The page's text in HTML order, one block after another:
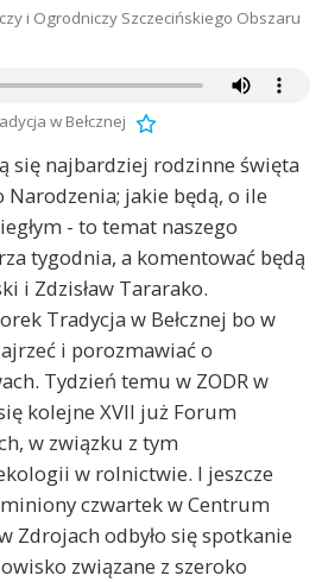
i Ogrodniczy Szczecińskiego Obszaru
w Bełcznej
się najbardziej rodzinne święta
jakie będą, o ile
- to temat naszego
tygodnia, a komentować będą
i Zdzisław Tararako.
Tradycja w Bełcznej bo w
i porozmawiać o
Tydzień temu w ZODR w
kolejne XVII już Forum
w związku z tym
w rolnictwie. I jeszcze
czwartek w Centrum
Zdrojach odbyło się spotkanie
związane z szeroko